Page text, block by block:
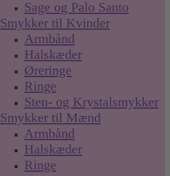
Sage og Palo Santo
Smykker til Kvinder
Armbånd
Halskæder
Øreringe
Ringe
Sten- og Krystalsmykker
Smykker til Mænd
Armbånd
Halskæder
Ringe